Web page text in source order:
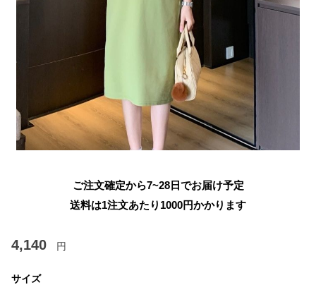
ご注文確定から7~28日でお届け予定
送料は1注文あたり 1000円かかります
4,140 円
サイズ